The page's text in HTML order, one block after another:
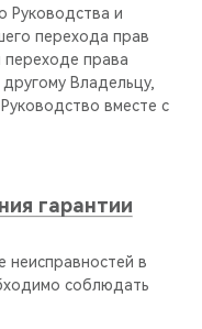
Руководства и
перехода прав
переходе права
Владельцу,
вместе с
гарантии
неисправностей в
соблюдать